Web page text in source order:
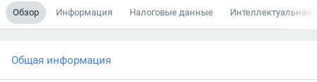
Обзор Информация Налоговые данные Интеллектуальная
Общая информация